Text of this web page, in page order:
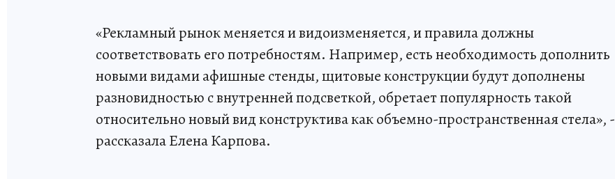
«Рекламный рынок меняется и видоизменяется, и правила должны
соответствовать его потребностям. Например, есть необходимость дополнить
новыми видами афишные стенды, щитовые конструкции будут дополнены
разновидностью с внутренней подсветкой, обретает популярность такой
относительно новый вид конструктива как объемно-пространственная стела», -
рассказала Елена Карпова.